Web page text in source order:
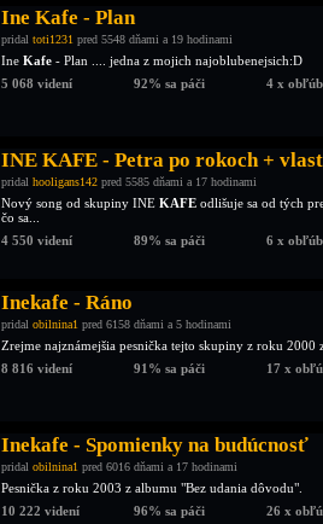
Ine Kafe - Plan
pridal toti1231 pred 5548 dňami a 19 hodinami
Ine Kafe - Plan .... jedna z mojich najoblubenejsich:D
5 068 videní
92% sa páči 4 x
INE KAFE - Petra po rokoch +
pridal hooligans142 pred 5585 dňami a 17 hodinami
Nový song od skupiny INE KAFE odlišuje sa od tých
čo sa...
4 550 videní
89% sa páči 6 x
Inekafe - Ráno
pridal obilnina1 pred 6158 dňami a 5 hodinami
Zrejme najznámejšia pesnička tejto skupiny z roku 2000
8 816 videní
91% sa páči 17 x
Inekafe - Spomienky na budúcnosť
pridal obilnina1 pred 6016 dňami a 17 hodinami
Pesnička z roku 2003 z albumu "Bez udania dôvodu".
10 222 videní
96% sa páči 26 x